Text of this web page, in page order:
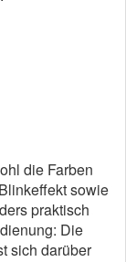
die Farben
sowie
praktisch
Die
sich darüber